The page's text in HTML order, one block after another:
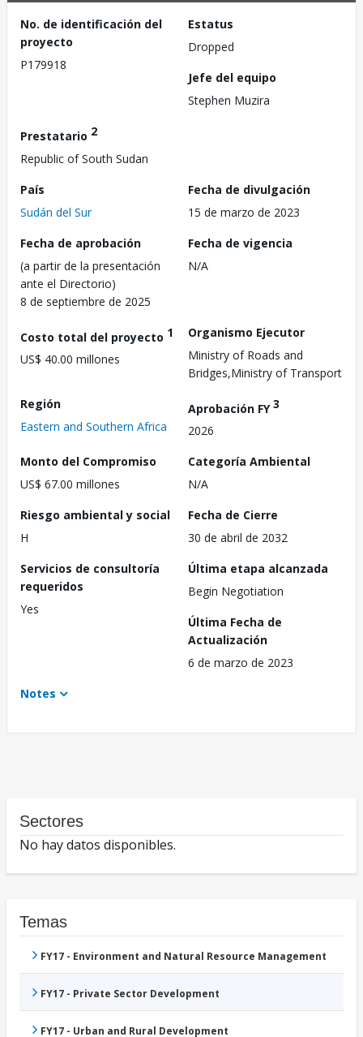
No. de identificación del
proyecto
P179918
Estatus
Dropped
Jefe del equipo
Stephen Muzira
Prestatario 2
Republic of South Sudan
País
Sudán del Sur
Fecha de divulgación
15 de marzo de 2023
Fecha de aprobación
(a partir de la presentación
ante el Directorio)
8 de septiembre de 2025
Fecha de vigencia
N/A
Costo total del proyecto 1
US$ 40.00 millones
Organismo Ejecutor
Ministry of Roads and
Bridges,Ministry of Transport
Región
Eastern and Southern Africa
Aprobación FY3
2026
Monto del Compromiso
US$ 67.00 millones
Categoría Ambiental
N/A
Riesgo ambiental y social
H
Fecha de Cierre
30 de abril de 2032
Servicios de consultoría
requeridos
Yes
Última etapa alcanzada
Begin Negotiation
Última Fecha de
Actualización
6 de marzo de 2023
Notes
Sectores
No hay datos disponibles.
Temas
FY17 - Environment and Natural Resource Management
FY17 - Private Sector Development
FY17 - Urban and Rural Development